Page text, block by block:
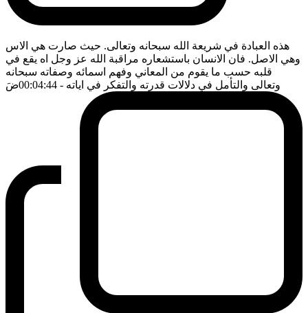
هذه العبادة في شريعة الله سبحانه وتعالى. حيث صارت هي الاس
وهي الاصل. فان الانسان باستشعاره مراقبة الله عز وجل اه يقع في
قلبه حسب ما يقوم من المعاني وفهم اسمائه وصفاته سبحانه
وتعالى والتأمل في دلالات قدرته والتفكر في اياته - 00:04:44 ضَ